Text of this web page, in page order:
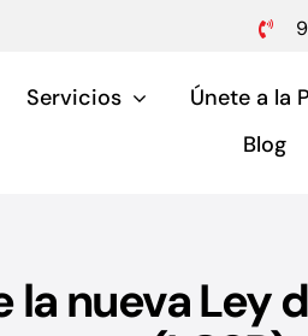
Servicios Únete a la
Blog
la nueva